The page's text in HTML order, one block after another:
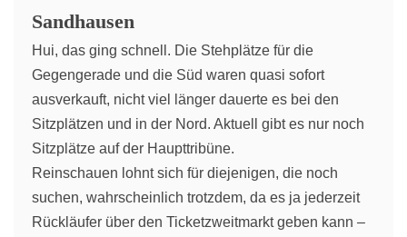
Sandhausen
Hui, das ging schnell. Die Stehplätze für die
Gegengerade und die Süd waren quasi sofort
ausverkauft, nicht viel länger dauerte es bei den
Sitzplätzen und in der Nord. Aktuell gibt es nur noch
Sitzplätze auf der Haupttribüne.
Reinschauen lohnt sich für diejenigen, die noch
suchen, wahrscheinlich trotzdem, da es ja jederzeit
Rückläufer über den Ticketzweitmarkt geben kann –